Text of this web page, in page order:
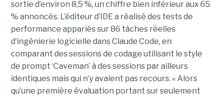
sortie d’environ 8,5 %, un chiffre bien inférieur aux 65
% annoncés. L’éditeur d’IDE a réalisé des tests de
performance appariés sur 86 tâches réelles
d’ingénierie logicielle dans Claude Code, en
comparant des sessions de codage utilisant le style
de prompt ‘Caveman’ à des sessions par ailleurs
identiques mais qui n’y avaient pas recours. « Alors
qu’une première évaluation portant sur seulement